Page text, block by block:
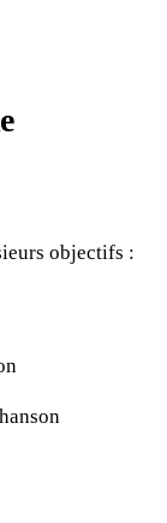
objectifs :